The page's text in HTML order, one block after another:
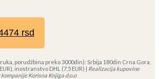
rsd
porudžbina preko 3000din): Srbija 180din Crna Gora,
inostranstvo DHL (7,5 EUR) | Realizacija kupovine
Korisna Knjiga d.o.o